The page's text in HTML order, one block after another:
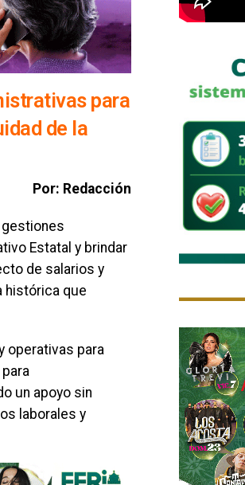
para
de la
Por: Redacción
Estatal y brindar
de salarios y
histórica que
operativas para
un apoyo sin
laborales y